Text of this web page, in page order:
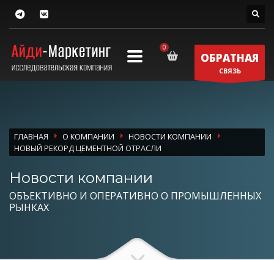
ОБРАТНАЯ
СВЯЗЬ
ГЛАВНАЯ О КОМПАНИИ
НОВОСТИ КОМПАНИИ
НОВЫЙ РЕКОРД ЦЕМЕНТНОЙ ОТРАСЛИ
Новости компании
ОБЪЕКТИВНО И ОПЕРАТИВНО О ПРОМЫШЛЕННЫХ
РЫНКАХ